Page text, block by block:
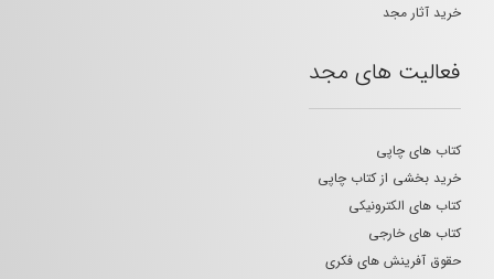
خرید آثار مجد
فعالیت های مجد
کتاب های چاپی
خرید بخشی از کتاب چاپی
کتاب های الکترونیکی
کتاب های خارجی
حقوق آفرینش های فکری